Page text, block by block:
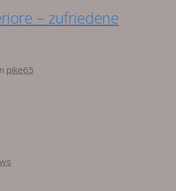
– zufriedene
pike65